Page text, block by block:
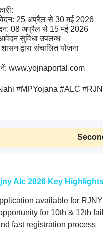
25 अप्रैल से 30 मई 2026
08 अप्रैल से 15 मई 2026
सुविधा उपलब्ध
द्वारा संचालित योजना
www.yojnaportal.com
#MPYojana #ALC
Alc 2026 Key
available for
for 10th & 12th
fast registration process